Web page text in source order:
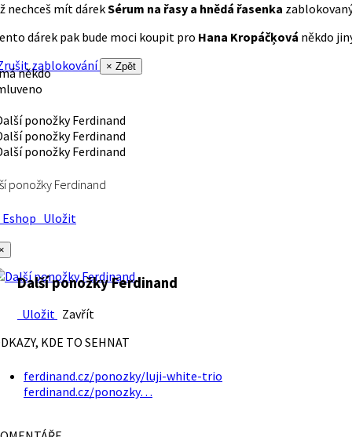
nechceš mít dárekSérum na řasy a hnědá řasenka
dárek pak bude moci koupit pro Hana Kropáčķová někdo
zablokování
× Zpět
někdo
ponožky Ferdinand
Uložit
Další ponožky Ferdinand
Uložit Zavřít
KDE TO SEHNAT
ferdinand.cz/ponozky/luji-white-trio
ferdinand.cz/ponozky…